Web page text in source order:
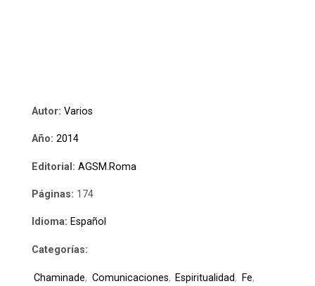
Autor: Varios
Año: 2014
Editorial: AGSM.Roma
Páginas: 174
Idioma: Español
Categorías:
Chaminade, Comunicaciones, Espiritualidad, Fe,